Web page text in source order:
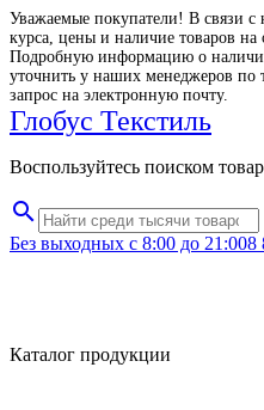
Уважаемые покупатели! В связи с
курса, цены и наличие товаров на
Подробную информацию о
уточнить у наших менеджеров по
запрос на электронную почту.
Глобус Текстиль
Воспользуйтесь поиском
search
Без выходных с 8:00 до 21:008
Каталог продукции